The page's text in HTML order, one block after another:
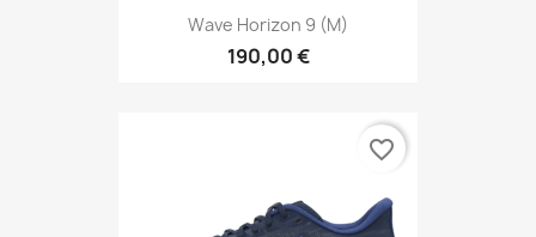
Wave Horizon 9 (M)
190,00 €
favorite_border